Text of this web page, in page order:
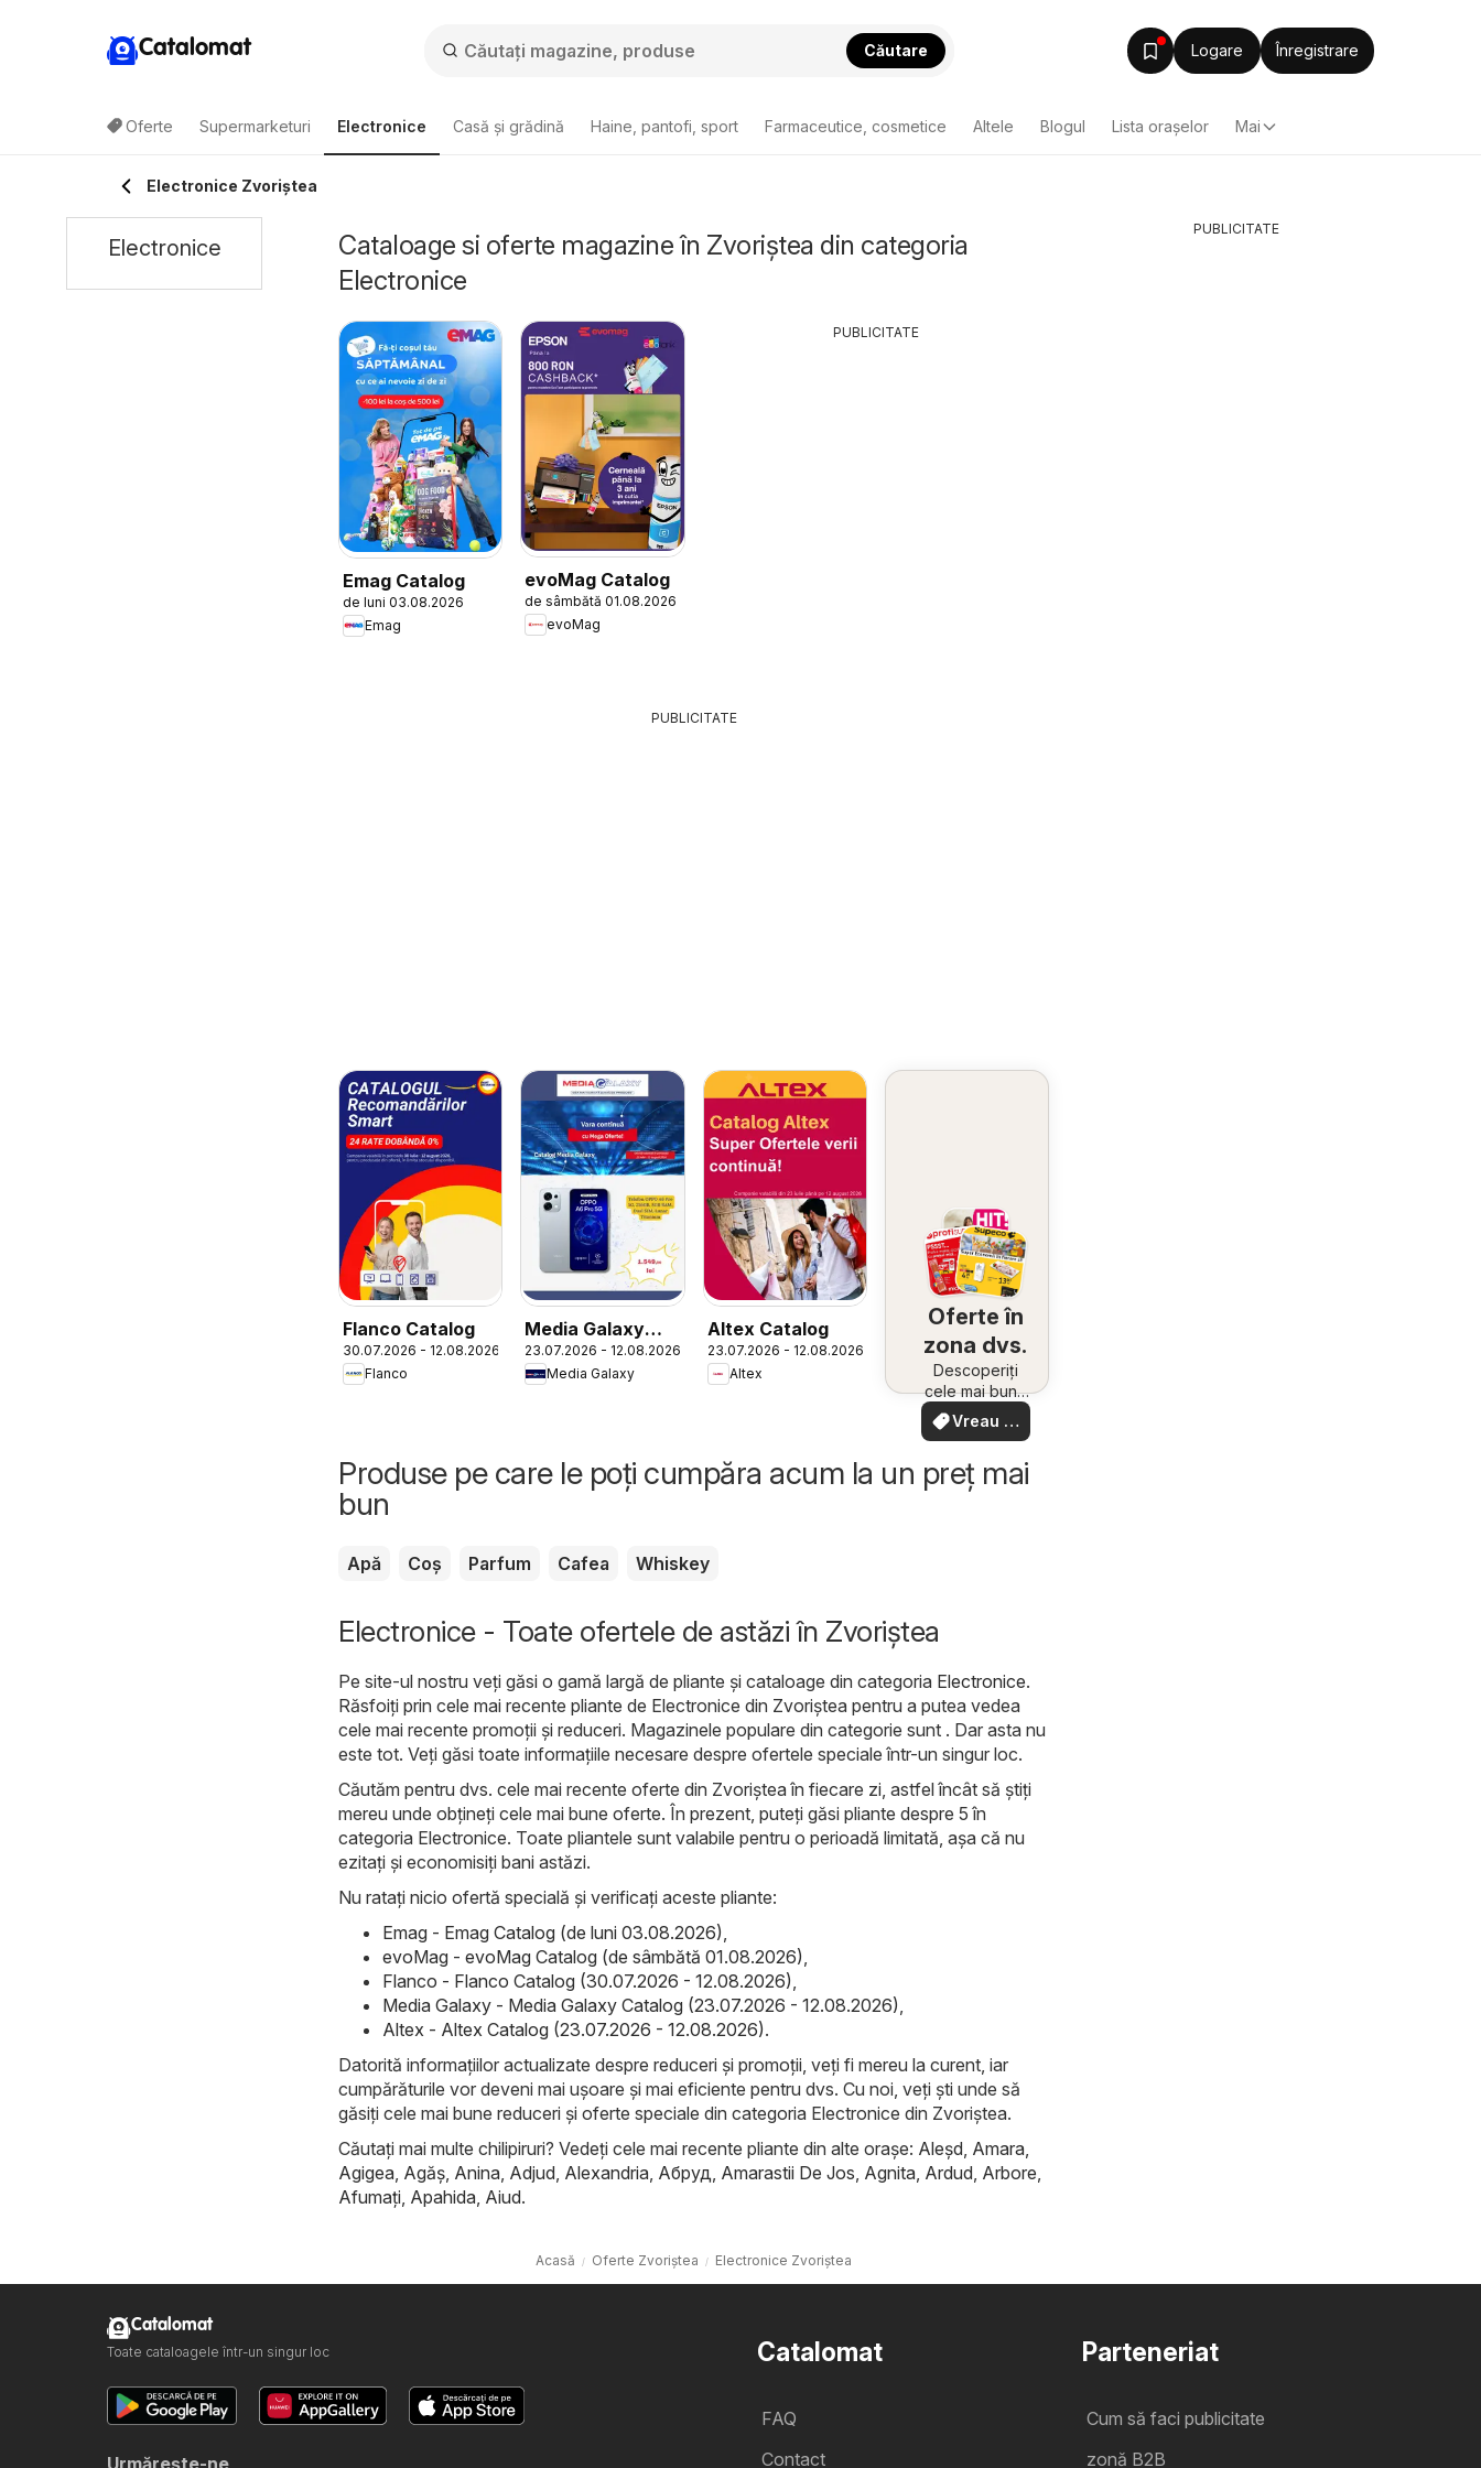
Catalomat Căutare Logare Înregistrare
Oferte Supermarketuri Electronice Casă și grădină Haine, pantofi, sport Farmaceutice, cosmetice Altele Blogul Lista oraşelor Mai
Electronice Zvoriştea
Cataloage si oferte magazine în Zvoriştea din categoria
Electronice
Emag Catalog
de luni 03.08.2026
Emag
evoMag Catalog
de sâmbătă 01.08.2026
evoMag
PUBLICITATE
PUBLICITATE
Flanco Catalog
30.07.2026 - 12.08.2026
Flanco
Media Galaxy
Catalog
23.07.2026 - 12.08.2026
Media Galaxy
Altex Catalog
23.07.2026 - 12.08.2026
Altex
Oferte în
zona dvs.
Descoperiți
cele mai bune
oferte din
apropiere –
Vreau să
văd
Produse pe care le poți cumpăra acum la un preț mai
bun
Apă Coș Parfum Cafea Whiskey
Electronice - Toate ofertele de astăzi în Zvoriştea
Pe site-ul nostru veți găsi o gamă largă de pliante și cataloage din categoria Electronice.
Răsfoiți prin cele mai recente pliante de Electronice din Zvoriştea pentru a putea vedea
cele mai recente promoții și reduceri. Magazinele populare din categorie sunt . Dar asta nu
este tot. Veți găsi toate informațiile necesare despre ofertele speciale într-un singur loc.
Căutăm pentru dvs. cele mai recente oferte din Zvoriştea în fiecare zi, astfel încât să știți
mereu unde obțineți cele mai bune oferte. În prezent, puteți găsi pliante despre 5 în
categoria Electronice. Toate pliantele sunt valabile pentru o perioadă limitată, așa că nu
ezitați și economisiți bani astăzi.
Nu ratați nicio ofertă specială și verificați aceste pliante:
Emag - Emag Catalog (de luni 03.08.2026)
evoMag - evoMag Catalog (de sâmbătă 01.08.2026)
Flanco - Flanco Catalog (30.07.2026 - 12.08.2026)
Media Galaxy - Media Galaxy Catalog (23.07.2026 - 12.08.2026)
Altex - Altex Catalog (23.07.2026 - 12.08.2026).
Datorită informațiilor actualizate despre reduceri și promoții, veți fi mereu la curent, iar
cumpărăturile vor deveni mai ușoare și mai eficiente pentru dvs. Cu noi, veți ști unde să
găsiți cele mai bune reduceri și oferte speciale din categoria Electronice din Zvoriştea.
Căutați mai multe chilipiruri? Vedeți cele mai recente pliante din alte orașe: Aleşd Amara
Agigea Agăş Anina Adjud Alexandria Абруд Amarastii De Jos Agnita Ardud Arbore
Afumaţi Apahida Aiud.
Acasă Oferte Zvoriştea Electronice Zvoriştea
Electronice
PUBLICITATE
Catalomat
FAQ
Contact
Parteneriat
Cum să faci publicitate
zonă B2B
Catalomat
Toate cataloagele într-un singur loc
Urmăreşte-ne